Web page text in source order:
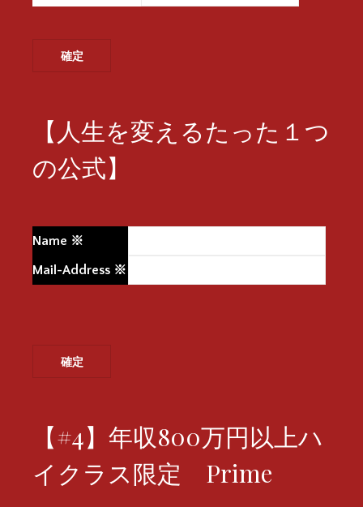
【人生を変えるたった１つ
の公式】
Name ※
Mail-Address ※
【#4】年収800万円以上ハ
イクラス限定 Prime